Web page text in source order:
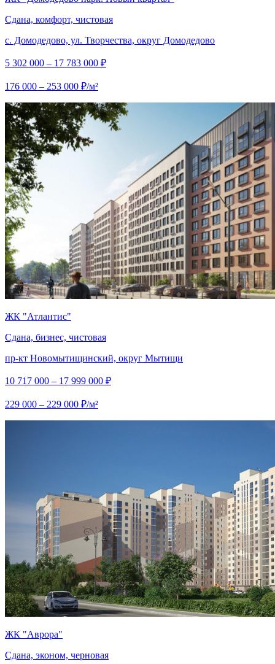
Сдана, комфорт, чистовая
с. Домодедово, ул. Творчества, округ Домодедово
5 302 000 – 17 783 000 ₽
176 000 – 253 000 ₽/м²
ЖК "Атлантис"
Сдана, бизнес, чистовая
пр-кт Новомытищинский, округ Мытищи
10 717 000 – 17 999 000 ₽
229 000 – 229 000 ₽/м²
ЖК "Аврора"
Сдана, эконом, черновая